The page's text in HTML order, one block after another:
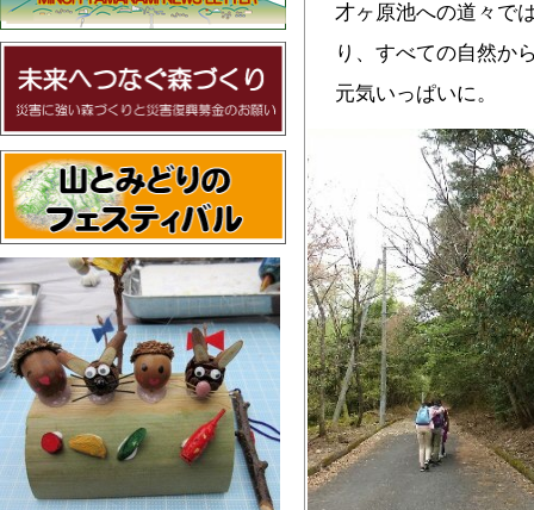
才ヶ原池への道々で
り、 すべての自然か
元気いっぱいに。